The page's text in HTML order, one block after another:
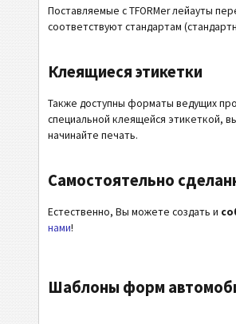
Поставляемые с TFORMer лейауты
соответствуют стандартам
Клеящиеся этикетки
Также доступны форматы ведущих
специальной клеящейся этикеткой,
начинайте печать.
Самостоятельно
Естественно, Вы можете создать и
нами!
Шаблоны форм